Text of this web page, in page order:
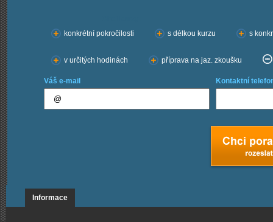
konkrétní pokročilosti
s délkou kurzu s
v určitých hodinách příprava na jaz. zkoušku
Váš e-mail Kontaktní
Informace